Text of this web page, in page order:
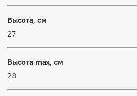
Высота, см
27
Высота max, см
28